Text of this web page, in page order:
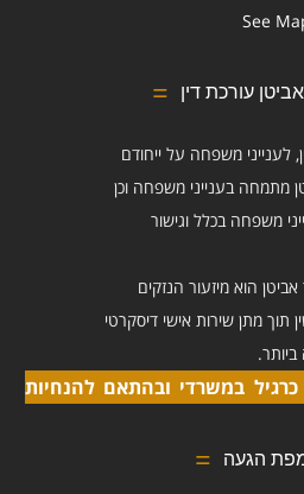
See
עורכת דין
לענייני משפחה על ייחודם
מתמחה בענייני משפחה וכן
משפחה בכלל וגישור
הוא מיזעור הנזקים
תוך מתן שירות אישי דיסקרטי
כרגיל במשרדי ובהתאם להנחיות
הגעה